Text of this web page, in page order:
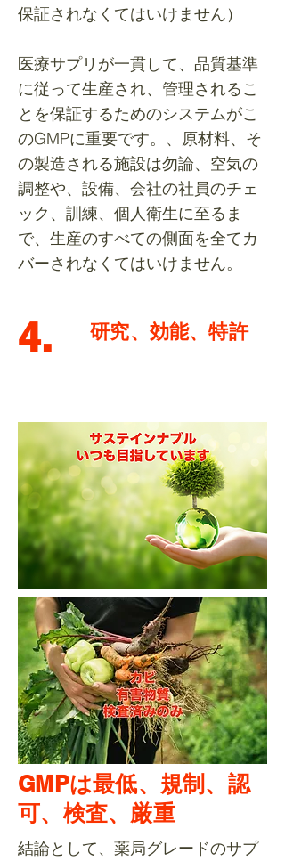
保証されなくてはいけません）
医療サプリが一貫して、品質基準
に従って生産され、管理されるこ
とを保証するためのシステムがこ
のGMPに重要です。、原材料、そ
の製造される施設は勿論、空気の
調整や、設備、会社の社員のチェ
ック、訓練、個人衛生に至るま
で、生産のすべての側面を全てカ
バーされなくてはいけません。
4. 研究、効能、特許
GMPは最低、規制、認
可、検査、厳重
結論として、薬局グレードのサプ